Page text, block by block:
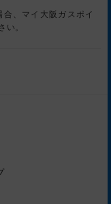
、マイ大阪ガスポイ
い。